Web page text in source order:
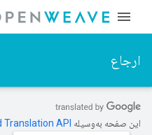
ارجاع
این صفحه به‌وسیله